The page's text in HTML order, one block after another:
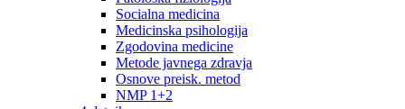
Socialna medicina
Medicinska psihologija
Zgodovina medicine
Metode javnega zdravja
Osnove preisk. metod
NMP 1+2